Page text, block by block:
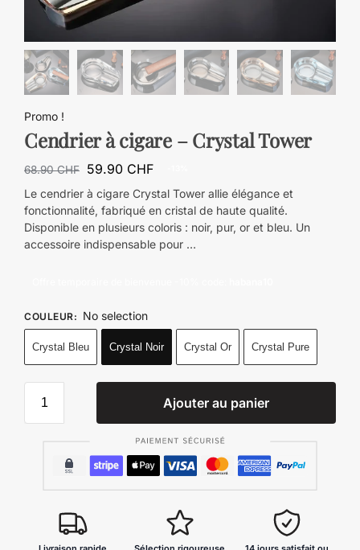
Promo !
Cendrier à cigare – Crystal Tower
68.90CHF 59.90 CHF
Le cendrier à cigare Crystal Tower allie élégance et
fonctionnalité, fabriqué en cristal de haute qualité.
Disponible en plusieurs coloris : noir, pur, or et bleu. Un
accessoire indispensable pour …
COULEUR: No selection
Crystal Bleu Crystal Noir Crystal Or Crystal Pure
Ajouter au panier